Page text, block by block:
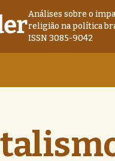
Análises sobre o
religião na política
ISSN 3085-9042